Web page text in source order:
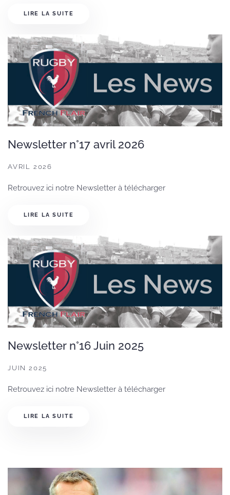
LIRE LA SUITE
Newsletter n°17 avril 2026
AVRIL 2026
Retrouvez ici notre Newsletter à télécharger
LIRE LA SUITE
Newsletter n°16 Juin 2025
JUIN 2025
Retrouvez ici notre Newsletter à télécharger
LIRE LA SUITE